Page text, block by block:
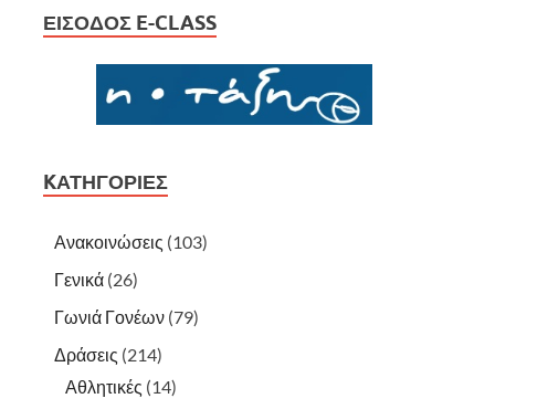
ΕΊΣΟΔΟΣ E-CLASS
KΑΤΗΓΟΡΊΕΣ
Ανακοινώσεις (103)
Γενικά (26)
Γωνιά Γονέων (79)
Δράσεις (214)
Αθλητικές (14)